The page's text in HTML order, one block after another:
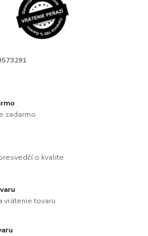
zadarmo
o kvalite
vrátenie tovaru